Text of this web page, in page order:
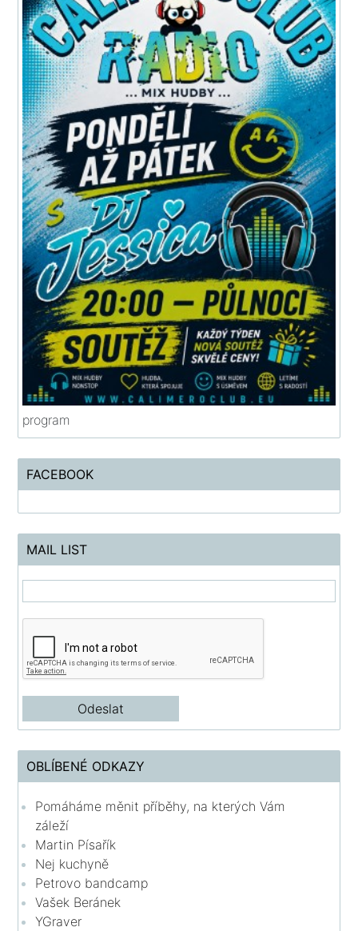
program
FACEBOOK
MAIL LIST
OBLÍBENÉ ODKAZY
Pomáháme měnit příběhy, na kterých Vám
záleží
Martin Písařík
Nej kuchyně
Petrovo bandcamp
Vašek Beránek
YGraver